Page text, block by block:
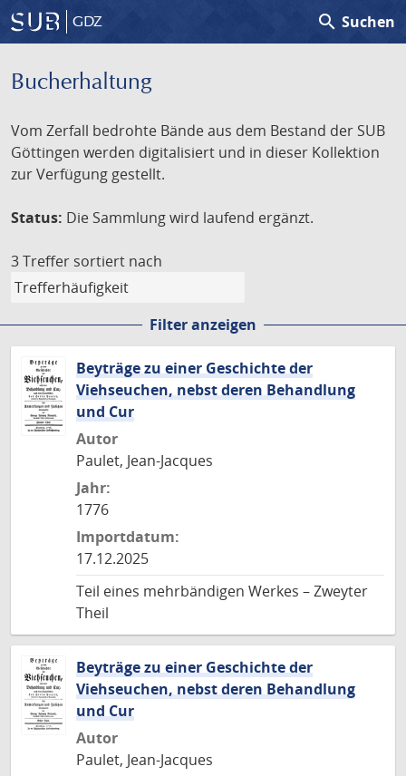
GDZ search Suchen
Bucherhaltung
Vom Zerfall bedrohte Bände aus dem Bestand der SUB
Göttingen werden digitalisiert und in dieser Kollektion
zur Verfügung gestellt.
Status: Die Sammlung wird laufend ergänzt.
3 Treffer sortiert nach
Filter anzeigen
Beyträge zu einer Geschichte der
Viehseuchen, nebst deren Behandlung
und Cur
Autor
Paulet, Jean-Jacques
Jahr:
1776
Importdatum:
17.12.2025
Teil eines mehrbändigen Werkes – Zweyter
Theil
Beyträge zu einer Geschichte der
Viehseuchen, nebst deren Behandlung
und Cur
Autor
Paulet, Jean-Jacques